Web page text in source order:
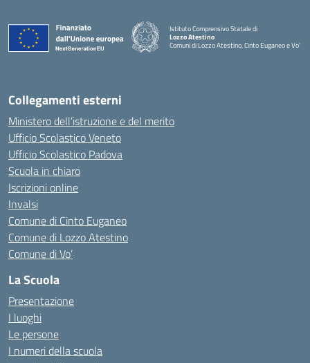
Istituto Comprensivo Statale di
Lozzo Atestino
Comuni di Lozzo Atestino, Cinto Euganeo e Vo'
— Visita la pagina iniziale della scuola
Collegamenti esterni
Ministero dell’istruzione e del merito
Ufficio Scolastico Veneto
Ufficio Scolastico Padova
Scuola in chiaro
Iscrizioni online
Invalsi
Comune di Cinto Euganeo
Comune di Lozzo Atestino
Comune di Vo’
La Scuola
Presentazione
I luoghi
Le persone
I numeri della scuola